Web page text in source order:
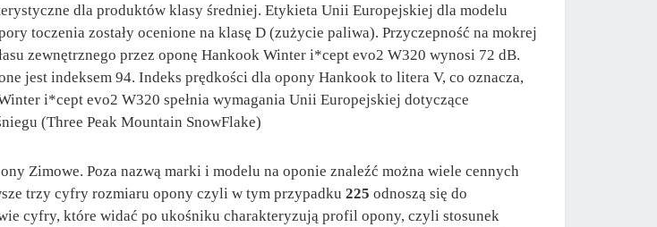
dla produktów klasy średniej. Etykieta Unii Europejskiej dla modelu
toczenia zostały ocenione na klasę D (zużycie paliwa). Przyczepność na mokrej
zewnętrznego przez oponę Hankook Winter i*cept evo2 W320 wynosi 72 dB.
jest indeksem 94. Indeks prędkości dla opony Hankook to litera V, co oznacza,
i*cept evo2 W320 spełnia wymagania Unii Europejskiej dotyczące
(Three Peak Mountain SnowFlake)
Zimowe. Poza nazwą marki i modelu na oponie znaleźć można wiele cennych
trzy cyfry rozmiaru opony czyli w tym przypadku 225 odnoszą się do
cyfry, które widać po ukośniku charakteryzują profil opony, czyli stosunek